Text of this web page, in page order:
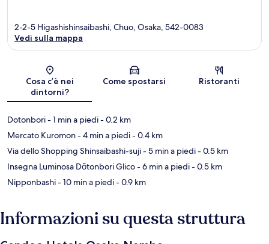
Mappa
2-2-5 Higashishinsaibashi, Chuo, Osaka, 542-0083
Vedi sulla mappa
Cosa c’è nei
dintorni?
Come spostarsi Ristoranti
Dotonbori- 1 min a piedi- 0.2 km
Mercato Kuromon- 4 min a piedi- 0.4 km
Via dello Shopping Shinsaibashi-suji- 5 min a piedi- 0.5 km
Insegna Luminosa Dōtonbori Glico- 6 min a piedi- 0.5 km
Nipponbashi- 10 min a piedi- 0.9 km
Informazioni su questa struttura